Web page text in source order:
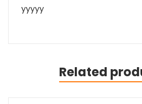
yyyyy
Related